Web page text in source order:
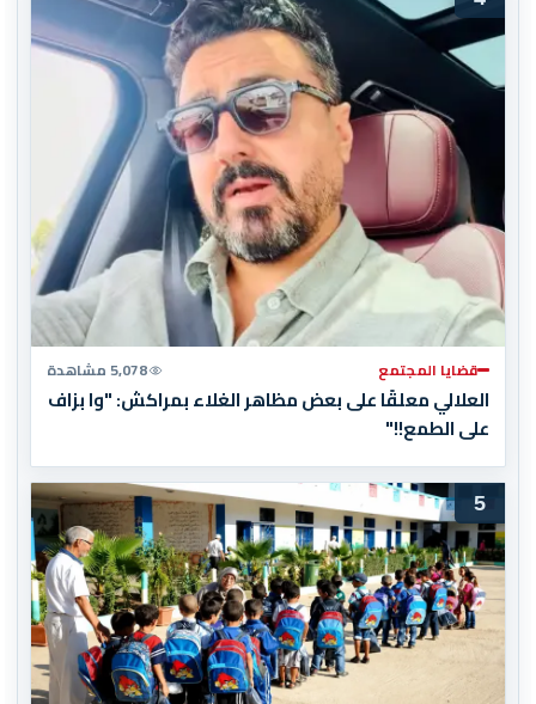
قضايا المجتمع 5,078 مشاهدة
العلالي معلقًا على بعض مظاهر الغلاء بمراكش: "وا بزاف
على الطمع!!"
5